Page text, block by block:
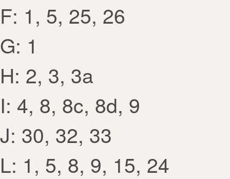
F: 1, 5, 25, 26
G: 1
H: 2, 3, 3a
I: 4, 8, 8c, 8d, 9
J: 30, 32, 33
L: 1, 5, 8, 9, 15, 24